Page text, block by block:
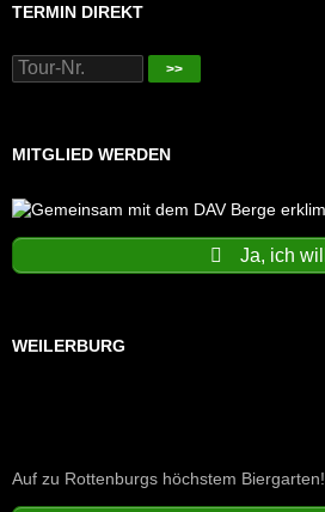
TERMIN DIREKT
>>
MITGLIED WERDEN
Ja, ich will
WEILERBURG
Auf zu Rottenburgs höchstem Biergarten!